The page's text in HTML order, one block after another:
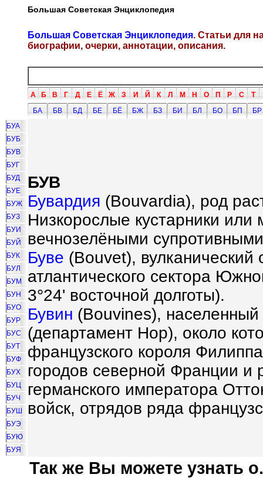
Большая Советская Энциклопедия
Большая Советская Энциклопедия. Статьи для
биографии, очерки, аннотации, описания.
А Б В Г Д Е Ё Ж З И Й К Л М Н О П Р С Т
БА
БВ БД БЕ БЁ БЖ БЗ БИ БЛ БО БП
БР
БУА
БУБ
БУВ
БУГ
БУД
БУЕ
БУЖ
БУЗ
БУИ
БУЙ
БУК
БУЛ
БУМ
БУН
БУО
БУР
БУС
БУТ
БУФ
БУХ
БУЦ
БУЧ
БУШ
БУЭ
БУЮ
БУЯ
БУВ
Бувардия (Bouvardia), род
Низкорослые кустарники или
вечнозелёными
Буве (Bouvet), вулканический
атлантического сектора
3°24' восточной долготы).
Бувин (Bouvines),
(департамент Нор), около
французского короля
городов северной Франции
германского императора
войск, отрядов ряда
Так же Вы можете узнать